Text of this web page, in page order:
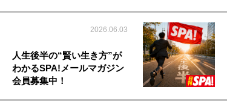
2026.06.03
人生後半の“賢い生き方”が
わかるSPA!メールマガジン
会員募集中！